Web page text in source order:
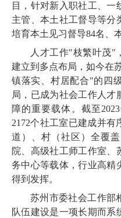
目，针对新入职社工、一
主管、本土社工督导等分
培育本土见习督导84名、
人才工作"枝繁叶茂"
建立到多点布局，如今在
镇落实、村居配合"的四
局，已成为社会工作人才
障的重要载体。截至
2172个社工室已建成并
道）、村（社区）全覆
院、高级社工师工作室、
务中心等载体，行业高精
得到发挥。
苏州市委社会工作部
队伍建设是一项长期而系